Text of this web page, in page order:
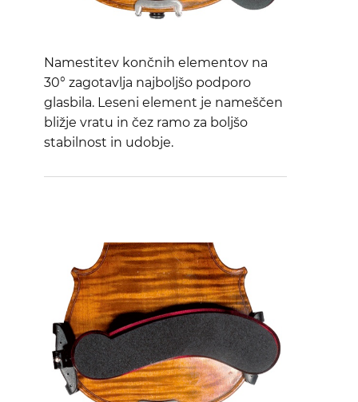
Namestitev končnih elementov na
30° zagotavlja najboljšo podporo
glasbila. Leseni element je nameščen
bližje vratu in čez ramo za boljšo
stabilnost in udobje.